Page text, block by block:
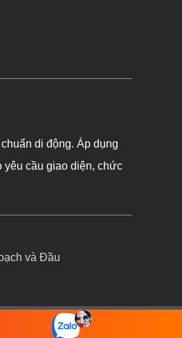
di động. Áp dụng
yêu cầu giao diện, chức
và Đầu